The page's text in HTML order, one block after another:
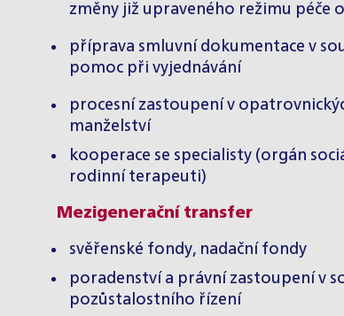
změny již upraveného režimu péče
příprava smluvní dokumentace v
pomoc při vyjednávání
procesní zastoupení v
manželství
kooperace se specialisty (orgán
rodinní terapeuti)
Mezigenerační transfer
svěřenské fondy, nadační fondy
poradenství a právní zastoupení v
pozůstalostního řízení